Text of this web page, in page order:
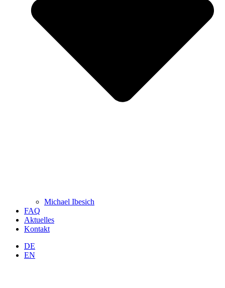
Michael Ibesich
FAQ
Aktuelles
Kontakt
DE
EN